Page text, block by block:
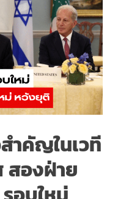
ำคัญในเวที
สองฝ่าย